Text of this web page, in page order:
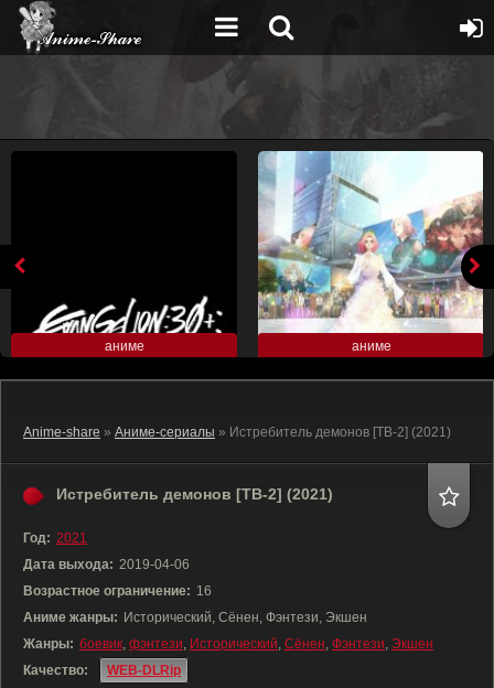
аниме аниме
Anime-share » Аниме-сериалы » Истребитель демонов [ТВ-2] (2021)
Истребитель демонов [ТВ-2] (2021)
Год: 2021
Дата выхода: 2019-04-06
Возрастное ограничение: 16
Аниме жанры: Исторический, Сёнен, Фэнтези, Экшен
Жанры: боевик, фэнтези, Исторический, Сёнен, Фэнтези, Экшен
Качество:
WEB-DLRip